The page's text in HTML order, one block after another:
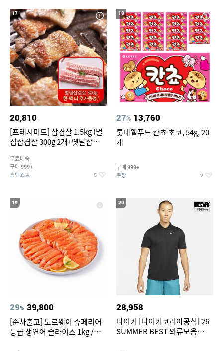
17
20,810
[프레시미트] 삼겹살 1.5kg (벌
집삼겹살 300g 2개+옛날삼겹살
팩 추가증정)
무료배송
구매 999+
홈앤쇼핑 5
18
27% 13,760
롯데웰푸드 칸쵸 초코, 54g, 20
개
구매 999+
쿠팡 2
19
29% 39,800
[순차출고] 노르웨이 슈페리어
등급 생연어 슬라이스 1kg /
20
28,958
나이키 [나이키코리아공식] 26
SUMMER BEST 의류모음